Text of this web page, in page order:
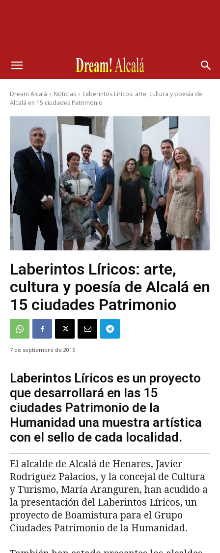
Dream Alcalá Noticias
Laberintos Líricos: arte, cultura y poesía de
Alcalá en 15 ciudades Patrimonio
Laberintos Líricos: arte,
cultura y poesía de Alcalá en
15 ciudades Patrimonio
7 de septiembre de 2016
Laberintos Líricos es un proyecto
que desarrollará en las 15
ciudades Patrimonio de la
Humanidad una muestra artística
con el sello de cada localidad.
El alcalde de Alcalá de Henares, Javier
Rodríguez Palacios, y la concejal de Cultura
y Turismo, María Aranguren, han acudido a
la presentación del Laberintos Líricos, un
proyecto de Boamistura para el Grupo
Ciudades Patrimonio de la Humanidad.